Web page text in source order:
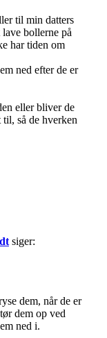
til min datters
bollerne på
har tiden om
ned efter de er
eller bliver de
så de hverken
siger:
dem, når de er
dem op ved
ned i.